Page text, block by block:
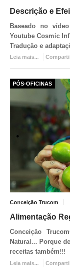
Descrição e
Baseado no
Youtube Cosmic
Tradução e
Leia mais...
PÓS-OFICINAS
Conceição Trucom
Alimentação
Conceição Trucom
Natural... Porque
receitas também!!!
Leia mais...